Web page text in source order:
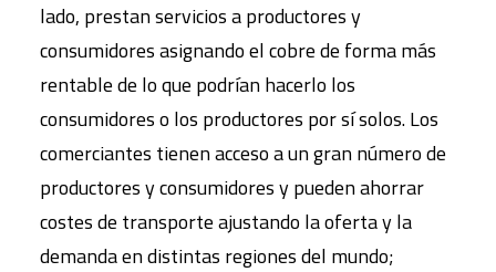
lado, prestan servicios a productores y
consumidores asignando el cobre de forma más
rentable de lo que podrían hacerlo los
consumidores o los productores por sí solos. Los
comerciantes tienen acceso a un gran número de
productores y consumidores y pueden ahorrar
costes de transporte ajustando la oferta y la
demanda en distintas regiones del mundo;